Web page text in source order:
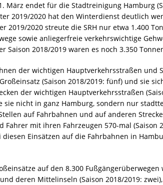
März endet für die Stadtreinigung Hamburg
2019/2020 hat den Winterdienst deutlich
2019/2020 streute die SRH nur etwa 1.400
sowie anliegerfreie verkehrswichtige
Saison 2018/2019 waren es noch 3.350
der wichtigen Hauptverkehrsstraßen und
(Saison 2018/2019: fünf) und sie
der wichtigen Hauptverkehrsstraßen
sie nicht in ganz Hamburg, sondern nur
auf Fahrbahnen und auf anderen
Fahrer mit ihren Fahrzeugen 570-mal (Saison
Einsätzen auf die Fahrbahnen in
auf den 8.300
deren Mittelinseln (Saison 2018/2019: